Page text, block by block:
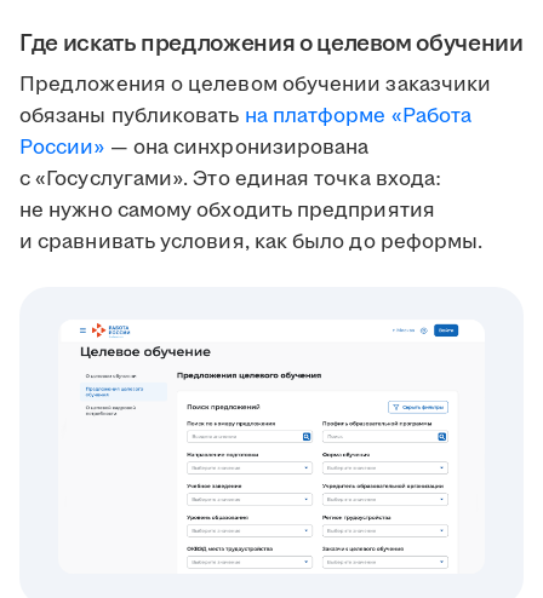
Где искать предложения о целевом обучении
Предложения о целевом обучении заказчики
обязаны публиковать на платформе «Работа
России» — она синхронизирована
с «Госуслугами». Это единая точка входа:
не нужно самому обходить предприятия
и сравнивать условия, как было до реформы.